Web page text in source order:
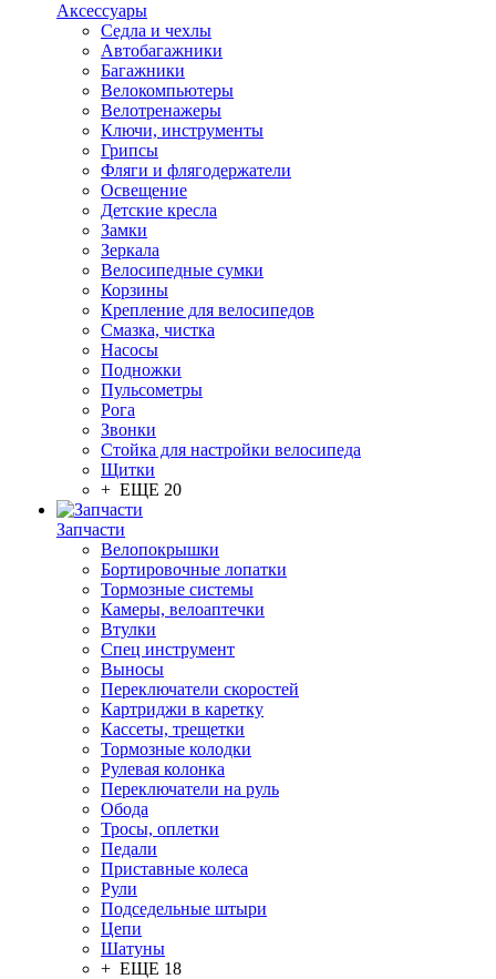
Аксессуары
Седла и чехлы
Автобагажники
Багажники
Велокомпьютеры
Велотренажеры
Ключи, инструменты
Грипсы
Фляги и флягодержатели
Освещение
Детские кресла
Замки
Зеркала
Велосипедные сумки
Корзины
Крепление для велосипедов
Смазка, чистка
Насосы
Подножки
Пульсометры
Рога
Звонки
Стойка для настройки велосипеда
Щитки
+ ЕЩЕ 20
Запчасти
Велопокрышки
Бортировочные лопатки
Тормозные системы
Камеры, велоаптечки
Втулки
Спец инструмент
Выносы
Переключатели скоростей
Картриджи в каретку
Кассеты, трещетки
Тормозные колодки
Рулевая колонка
Переключатели на руль
Обода
Тросы, оплетки
Педали
Приставные колеса
Рули
Подседельные штыри
Цепи
Шатуны
+ ЕЩЕ 18